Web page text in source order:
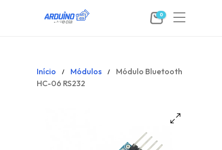
0
Início / Módulos /
Módulo Bluetooth
HC-06 RS232